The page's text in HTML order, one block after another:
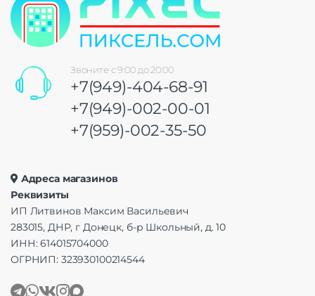
Звоните с 9:00 до 20:00
+7(949)-404-68-91
+7(949)-002-00-01
+7(959)-002-35-50
Адреса магазинов
Реквизиты
ИП Литвинов Максим Васильевич
283015, ДНР, г Донецк, б-р Школьный, д. 10
ИНН: 614015704000
ОГРНИП: 323930100214544